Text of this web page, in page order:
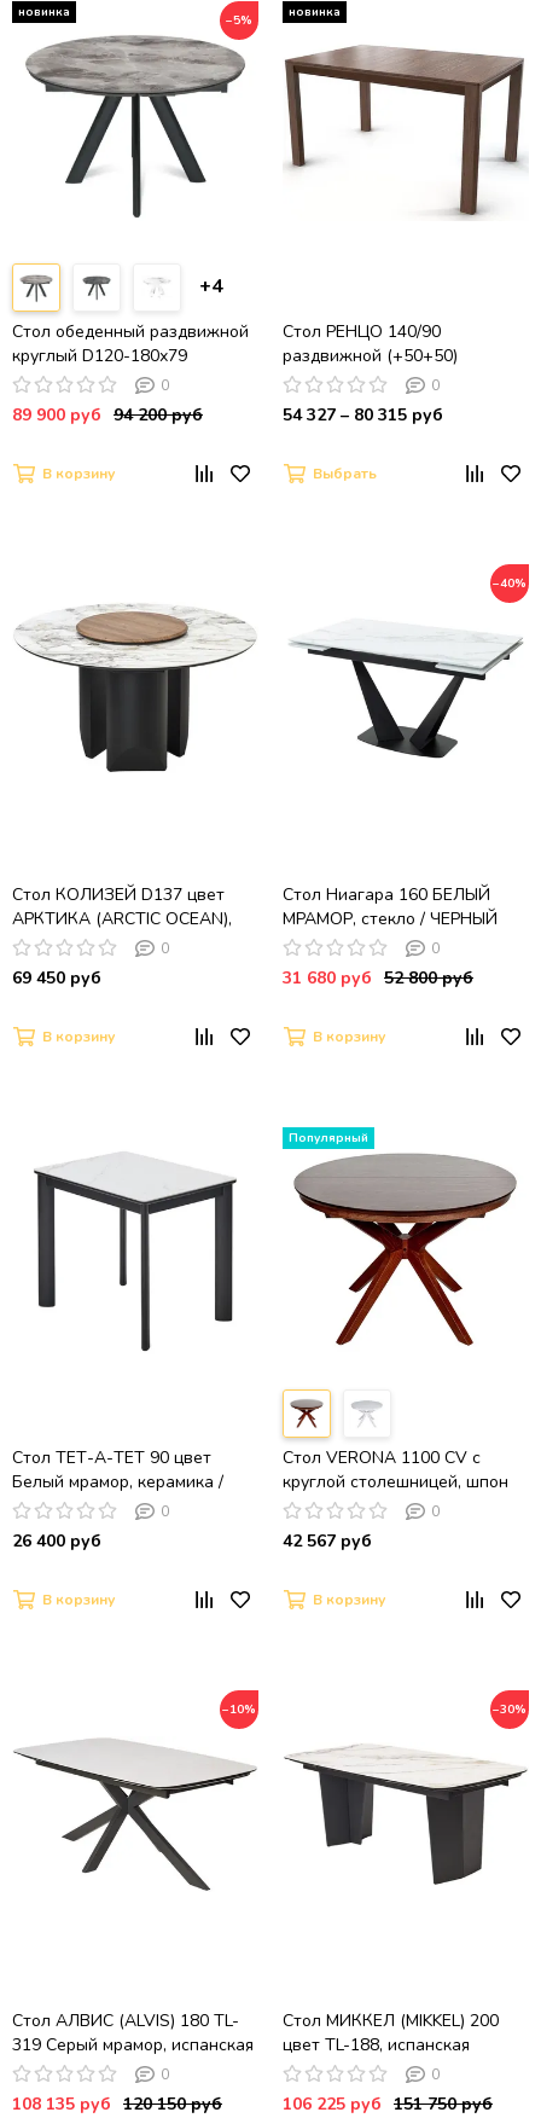
−5%
+4
Стол обеденный раздвижной
круглый D120-180х79
столешница керамика / Italian
light grey, глянцевая / черный
0
89 900 руб 94 200 руб
В корзину
Стол РЕНЦО 140/90
раздвижной (+50+50)
прямоугольный со
столешницей из шпона/Орех
0
54 327 – 80 315 руб
Выбрать
Стол КОЛИЗЕЙ D137 цвет
АРКТИКА (ARCTIC OCEAN),
керамика / ЧЕРНЫЙ
0
69 450 руб
В корзину
−40%
Стол Ниагара 160 БЕЛЫЙ
МРАМОР, стекло / ЧЕРНЫЙ
0
31 680 руб 52 800 руб
В корзину
Стол ТЕТ-А-ТЕТ 90 цвет
Белый мрамор, керамика /
Черный каркас
0
26 400 руб
В корзину
Стол VERONA 1100 CV с
круглой столешницей, шпон
американский орех
0
42 567 руб
В корзину
−10%
Стол АЛВИС (ALVIS) 180 TL-
319 Серый мрамор, испанская
керамика / темно-серый
каркас, ®DISAUR
0
108 135 руб 120 150 руб
−30%
Стол МИККЕЛ (MIKKEL) 200
цвет TL-188, испанская
керамика / ЧЕРНЫЙ, ®DISAUR
0
106 225 руб 151 750 руб